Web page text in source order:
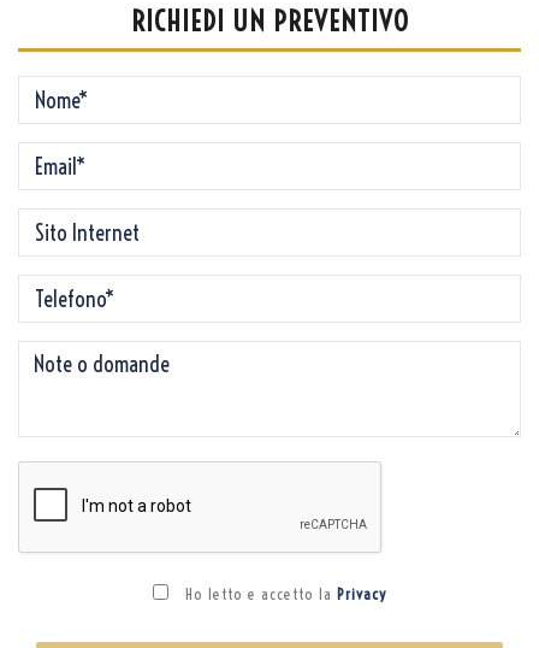
RICHIEDI UN PREVENTIVO
Ho letto e accetto la Privacy